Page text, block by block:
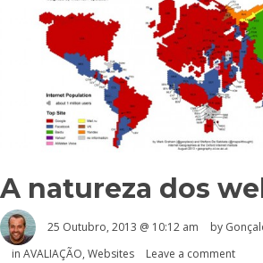
A natureza dos
25 Outubro, 2013 @ 10:12 am by
in AVALIAÇÃO, Websites Leave a comment